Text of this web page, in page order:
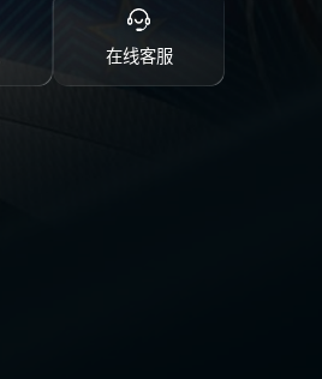
在线客服